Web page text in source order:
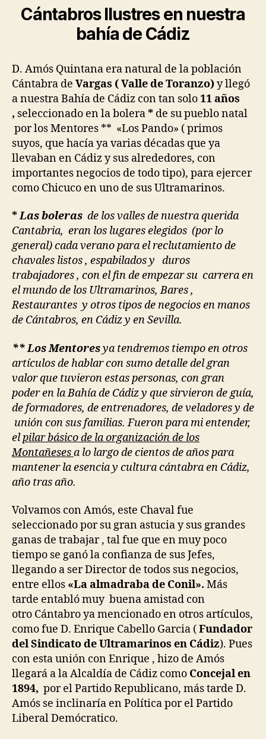
Cántabros Ilustresen nuestra
bahía de Cádiz
D. Amós Quintana era natural de la población
Cántabra de Vargas ( Valle de Toranzo)y llegó
a nuestra Bahía de Cádiz con tan solo11 años
, seleccionado en la bolera* de su pueblo natal
por los Mentores ** «Los Pando» ( primos
suyos, que hacía ya varias décadas que ya
llevaban en Cádiz y sus alrededores, con
importantes negocios de todo tipo), para ejercer
como Chicuco en uno de sus Ultramarinos.
*Las boleras de los valles de nuestra querida
Cantabria, eran los lugares elegidos (por lo
general) cada verano para el reclutamiento de
chavales listos , espabilados y duros
trabajadores , con el fin de empezar su carrera en
el mundo de los Ultramarinos, Bares ,
Restaurantes y otros tipos de negocios en manos
de Cántabros, en Cádiz y en Sevilla.
** Los Mentoresya tendremos tiempo en otros
artículos de hablar con sumo detalle del gran
valor que tuvieron estas personas, con gran
poder en la Bahía de Cádiz y que sirvieron de guía,
de formadores, de entrenadores, de veladores y de
unión con sus familias. Fueron para mi entender,
elpilar básico de la organización de los
Montañesesa lo largo de cientos de años para
mantener la esencia y cultura cántabra en Cádiz,
año tras año.
Volvamos con Amós, este Chaval fue
seleccionado por su gran astucia y sus grandes
ganas de trabajar , tal fue que en muy poco
tiempo se ganó la confianza de sus Jefes,
llegando a ser Director de todos sus negocios,
entre ellos «La almadraba de Conil». Más
tarde entabló muy buena amistad con
otro Cántabro ya mencionado en otros artículos,
como fue D. Enrique Cabello Garcia (Fundador
del Sindicato de Ultramarinos en Cádiz). Pues
con esta unión con Enrique , hizo de Amós
llegará a la Alcaldía de Cádiz como Concejal en
1894, por el Partido Republicano, más tarde D.
Amós se inclinaría en Política por el Partido
Liberal Demócratico.